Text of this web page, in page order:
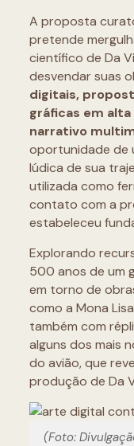
A proposta
pretende
científico de Da
desvendar suas
digitais,
gráficas em
narrativo
oportunidade de
lúdica de sua
utilizada como
contato com a
estabeleceu
Explorando
500 anos de um
em torno de
como a Mona
também com
alguns dos mais
do avião, que
produção de Da
(Foto: